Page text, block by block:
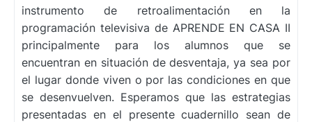
instrumento de retroalimentación en la
programación televisiva de APRENDE EN CASA II
principalmente para los alumnos que se
encuentran en situación de desventaja, ya sea por
el lugar donde viven o por las condiciones en que
se desenvuelven. Esperamos que las estrategias
presentadas en el presente cuadernillo sean de